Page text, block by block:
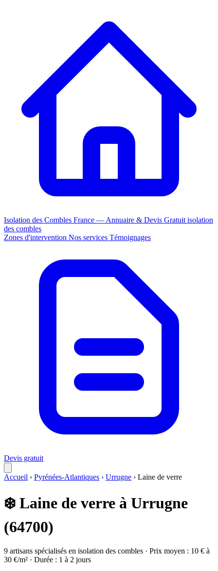
Isolation des Combles France — Annuaire & Devis Gratuit isolation
des combles
Zones d'intervention Nos services Témoignages
Devis gratuit
Accueil › Pyrénées-Atlantiques › Urrugne › Laine de verre
❄️ Laine de verre à Urrugne
(64700)
9 artisans spécialisés en isolation des combles · Prix moyen : 10 € à
30 €/m² · Durée : 1 à 2 jours